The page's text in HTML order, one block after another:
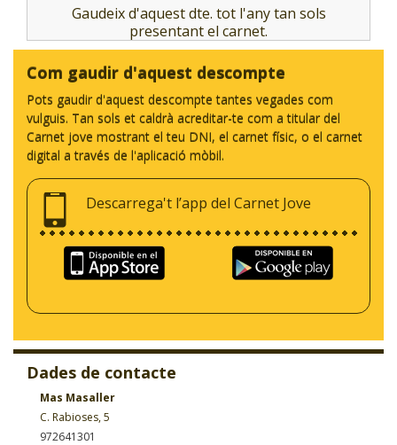
Gaudeix d'aquest dte. tot l'any tan sols
presentant el carnet.
Com gaudir d'aquest descompte
Pots gaudir d'aquest descompte tantes vegades com
vulguis. Tan sols et caldrà acreditar-te com a titular del
Carnet jove mostrant el teu DNI, el carnet físic, o el carnet
digital a través de l'aplicació mòbil.
Descarrega't l’app del Carnet Jove
Dades de contacte
Mas Masaller
C. Rabioses, 5
972641301